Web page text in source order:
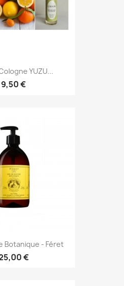
YUZU...
9,50 €
Botanique - Féret
€